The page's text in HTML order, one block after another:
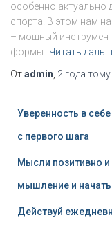
особенно актуально
спорта. В этом нам
– мощный
формы. Читать
Отadmin, 2 года тому
Уверенность в
с первого шага
Мысли позитивно и
мышление и
Действуй